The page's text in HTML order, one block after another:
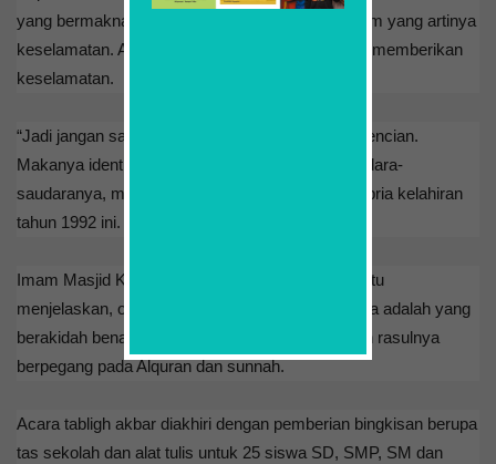
yang bermakna orang Islam. Islam dari kata salam yang artinya
keselamatan. Artinya, muslim adalah orang yang memberikan
keselamatan.
“Jadi jangan sampai muslim itu menebarkan kebencian.
Makanya identitas agama kita kalau ketemu saudara-
saudaranya, maka kita sebarkan salam,” terang pria kelahiran
tahun 1992 ini.
Imam Masjid Kubah Emas Dian Al-Mahri Depok itu
menjelaskan, orang Islam yang sebenar-benarnya adalah yang
berakidah benar, selalu beriman kepada Allah dan rasulnya
berpegang pada Alquran dan sunnah.
Acara tabligh akbar diakhiri dengan pemberian bingkisan berupa
tas sekolah dan alat tulis untuk 25 siswa SD, SMP, SM dan